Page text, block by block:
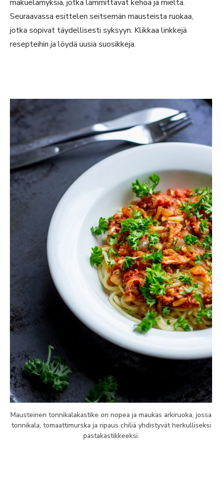
makuelämyksiä, jotka lämmittävät kehoa ja mieltä.
Seuraavassa esittelen seitsemän mausteista ruokaa,
jotka sopivat täydellisesti syksyyn. Klikkaa linkkejä
resepteihin ja löydä uusia suosikkeja.
Mausteinen tonnikalakastike on nopea ja maukas arkiruoka, jossa
tonnikala, tomaattimurska ja ripaus chiliä yhdistyvät herkulliseksi
pastakastikkeeksi.